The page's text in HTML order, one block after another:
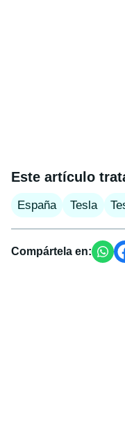
Este artículo
España Tesla
Compártela en: